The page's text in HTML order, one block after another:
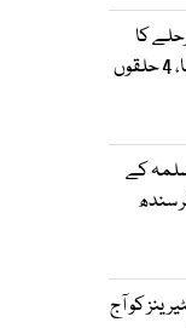
کا
انتخابی دنگل کا آغاز ہو گیا، 4 حلقوں
کے
سندھ
کو آج